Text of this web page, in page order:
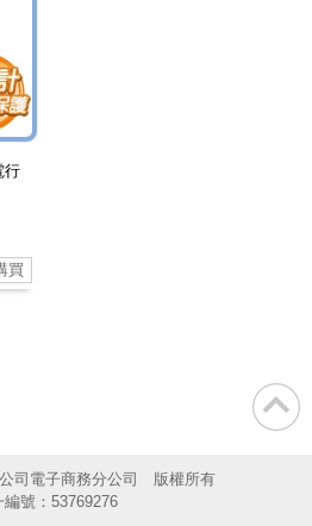
行
司電子商務分公司 版權所有
編號：53769276